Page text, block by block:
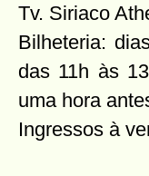
Tv. Siriaco
Bilheteria:
das 11h às
uma hora
Ingressos à